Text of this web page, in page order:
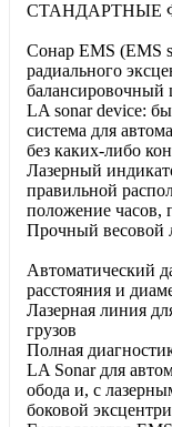
СТАНДАРТНЫЕ
Сонар EMS (EMS
радиального
балансировочный
LA sonar device:
система для
без каких-либо
Лазерный
правильной
положение часов,
Прочный весовой
Автоматический
расстояния и
Лазерная линия
грузов
Полная
LA Sonar для
обода и, с
боковой